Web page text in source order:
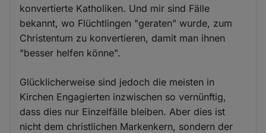
konvertierte Katholiken. Und mir sind Fälle
bekannt, wo Flüchtlingen "geraten" wurde, zum
Christentum zu konvertieren, damit man ihnen
"besser helfen könne".
Glücklicherweise sind jedoch die meisten in
Kirchen Engagierten inzwischen so vernünftig,
dass dies nur Einzelfälle bleiben. Aber dies ist
nicht dem christlichen Markenkern, sondern der